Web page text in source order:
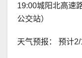
19:00城阳北高速
公交站）
天气预报： 预计